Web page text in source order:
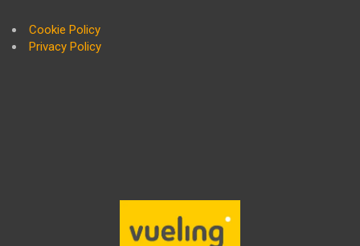
Cookie Policy
Privacy Policy